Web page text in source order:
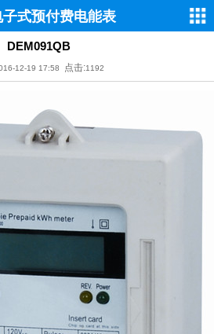
式预付费电能表
DEM091QB
12-19 17:58 点击:1192